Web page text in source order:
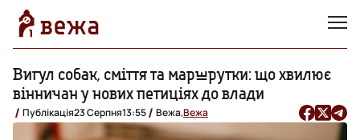
Вигул собак, сміття та маршрутки: що хвилює
вінничан у нових петиціях до влади
Публікація23 Серпня13:55 Вежа,Вежа